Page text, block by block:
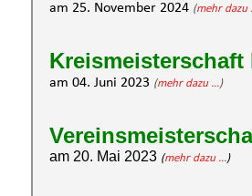
am 25. November 2024 (mehr dazu
Kreismeisterschaft
am 04. Juni 2023 (mehr dazu ...)
am 20. Mai 2023 (mehr dazu ...)